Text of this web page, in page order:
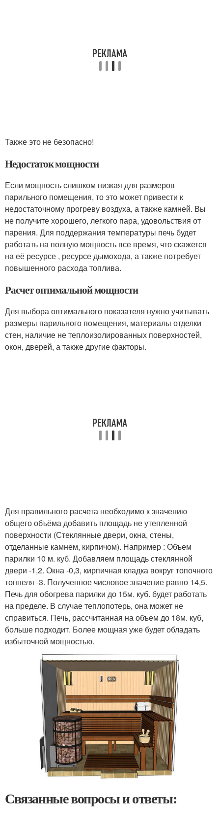
Также это не безопасно!
Недостаток мощности
Если мощность слишком низкая для размеров
парильного помещения, то это может привести к
недостаточному прогреву воздуха, а также камней. Вы
не получите хорошего, легкого пара, удовольствия от
парения. Для поддержания температуры печь будет
работать на полную мощность все время, что скажется
на её ресурсе , ресурсе дымохода, а также потребует
повышенного расхода топлива.
Расчет оптимальной мощности
Для выбора оптимального показателя нужно учитывать
размеры парильного помещения, материалы отделки
стен, наличие не теплоизолированных поверхностей,
окон, дверей, а также другие факторы.
Для правильного расчета необходимо к значению
общего объёма добавить площадь не утепленной
поверхности (Стеклянные двери, окна, стены,
отделанные камнем, кирпичом). Например : Объем
парилки 10 м. куб. Добавляем площадь стеклянной
двери -1,2. Окна -0,3, кирпичная кладка вокруг топочного
тоннеля -3. Полученное числовое значение равно 14,5.
Печь для обогрева парилки до 15м. куб. будет работать
на пределе. В случае теплопотерь, она может не
справиться. Печь, рассчитанная на объем до 18м. куб,
больше подходит. Более мощная уже будет обладать
избыточной мощностью.
Связанные вопросы и ответы: